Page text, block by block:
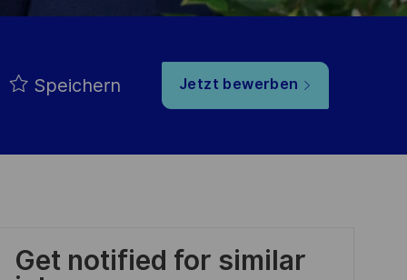
Speichern Jetzt bewerben
Get notified for similar